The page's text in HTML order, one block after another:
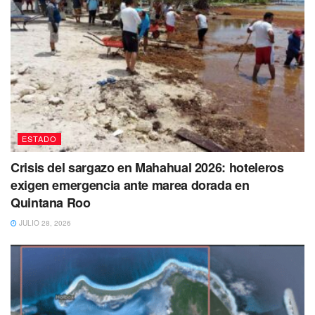
su pensión del Bienestar en Telecom
Si tienes información de su paradero, por favor
comunicarse al 983 83 50050 ext. 1132.
Tags: Bacalar desaparecido FGE Quintana Roo
ESTADO
Crisis del sargazo en Mahahual 2026: hoteleros
exigen emergencia ante marea dorada en
Quintana Roo
JULIO 28, 2026